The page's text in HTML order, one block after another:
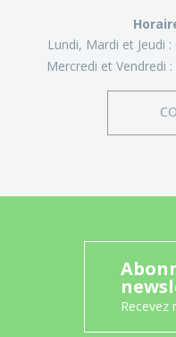
Lundi, Mardi et Jeudi :
Mercredi et Vendredi :